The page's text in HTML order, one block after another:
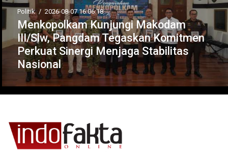
Politik / 2026-08-07 16:06:18
Menkopolkam Kunjungi Makodam
III/Slw, Pangdam Tegaskan Komitmen
Perkuat Sinergi Menjaga Stabilitas
Nasional